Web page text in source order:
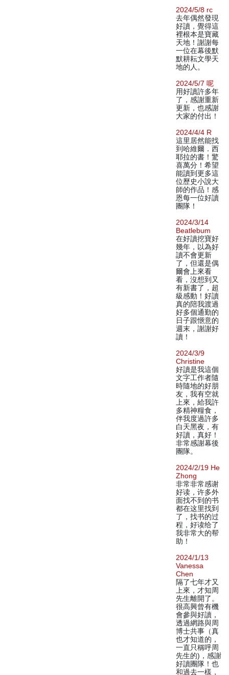
2024/5/8 rc
去年偶然發現
好讀，覺得這
裡根本是寶藏
天地！謝謝每
一位在幕後默
默耕耘文學天
地的人。
2024/5/7 呢
用好讀許多年
了，感謝重新
更新，也感謝
大家的付出！
2024/4/4 R
這里居然能找
到哈維爾．西
耶拉的書！驚
喜萬分！希望
能讀到更多這
位歷史小說大
師的作品！感
恩每一位好讀
團隊！
2024/3/14
Beatlebum
在好讀挖寶好
幾年，以為好
讀不會更新
了，但還是偶
爾會上來看
看，沒想到又
有新書了，超
級感動！好讀
真的陪我渡過
好多個通勤的
日子跟愜意的
週末，謝謝好
讀！
2024/3/9
Christine
好讀是我這個
文字工作者隨
時隨地的好朋
友，我有空就
上來，給我許
多精神糧食，
伴我度過許多
白天黑夜，有
好讀，真好！
非常感謝幕後
團隊。
2024/2/19 He
Zhong
非常非常感谢
好读，许多外
面找不到的书
都在这里找到
了，找书的过
程，好读给了
我非常大的帮
助！
2024/1/13
Vanessa
Chen
隔了七年才又
上來，才知周
先生離開了。
很高興曾有機
會參與好讀，
透過網路與周
博士共事（真
也才知道的，
一直只稱呼周
先生的)，感謝
好讀團隊！也
和過去一樣，